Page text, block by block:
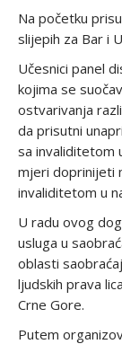
Na početku
slijepih za Bar i
Učesnici panel
kojima se
ostvarivanja
da prisutni
sa invaliditetom
mjeri doprinijeti
invaliditetom u
U radu ovog
usluga u
oblasti
ljudskih prava
Crne Gore.
Putem